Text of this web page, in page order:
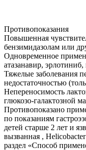
Противопоказания
Повышенная
бензимидазолам или
Одновременное
атазанавир, эрлотиниб,
Тяжелые заболевания
недостаточностью
Непереносимость
глюкозо-галактозной
Противопоказано
по показаниям
детей старше 2 лет и
вызванная ,
раздел «Способ